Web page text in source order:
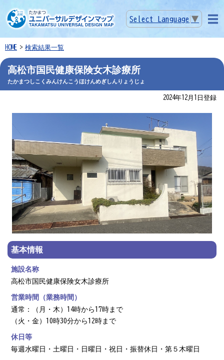
Select Language ▼
HOME 検索結果一覧
高松市国民健康保険女木診療所
たかまつしこくみんけんこうほけんめぎしんりょうじょ
2024年12月1日登録
基本情報
施設名称
高松市国民健康保険女木診療所
営業時間（業務時間）
通常：（月・木）14時から17時まで
（火・金）10時30分から12時まで
休日等
毎週水曜日・土曜日・日曜日・祝日・振替休日・第５木曜日